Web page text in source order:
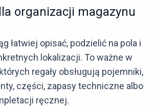
organizacji magazynu
łatwiej opisać, podzielić na pola i
lokalizacji. To ważne w
regały obsługują pojemniki,
części, zapasy techniczne albo
ręcznej.